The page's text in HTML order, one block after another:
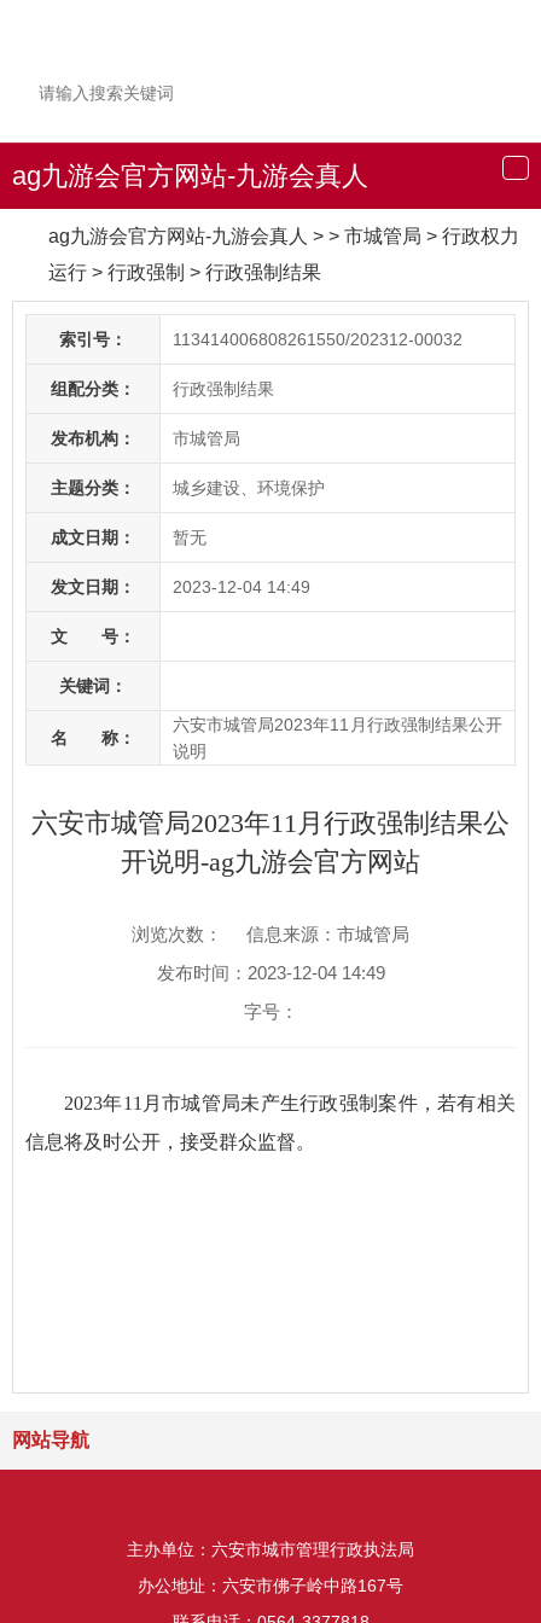
导
航
ag九游会官方网站-九游会真人
ag九游会官方网站-九游会真人 > > 市城管局 > 行政权力
运行 > 行政强制 > 行政强制结果
索引号： 113414006808261550/202312-00032
组配分类： 行政强制结果
发布机构： 市城管局
主题分类： 城乡建设、环境保护
成文日期： 暂无
发文日期： 2023-12-04 14:49
文 号：
关键词：
名 称：
六安市城管局2023年11月行政强制结果公开
说明
六安市城管局2023年11月行政强制结果公
开说明-ag九游会官方网站
浏览次数：
信息来源：市城管局
发布时间：2023-12-04 14:49
字号：
2023年11月市城管局未产生行政强制案件，若有相关
信息将及时公开，接受群众监督。
网站导航
主办单位：六安市城市管理行政执法局
办公地址：六安市佛子岭中路167号